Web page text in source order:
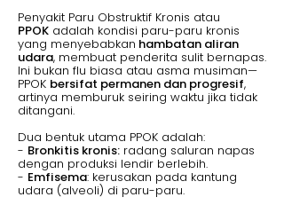
Penyakit Paru Obstruktif Kronis atau
PPOK adalah kondisi paru-paru kronis
yang menyebabkan hambatan aliran
udara, membuat penderita sulit bernapas.
Ini bukan flu biasa atau asma musiman—
PPOK bersifat permanen dan progresif,
artinya memburuk seiring waktu jika tidak
ditangani.
Dua bentuk utama PPOK adalah:
- Bronkitis kronis: radang saluran napas
dengan produksi lendir berlebih.
- Emfisema: kerusakan pada kantung
udara (alveoli) di paru-paru.